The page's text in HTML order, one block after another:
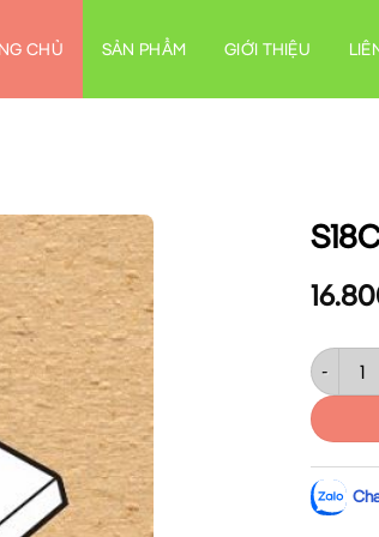
CHỦ SẢN PHẨM GIỚI THIỆU